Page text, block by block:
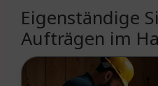
Eigenständige
Aufträgen im